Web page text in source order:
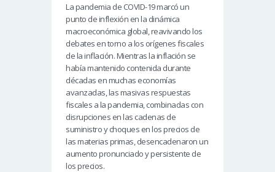
La pandemia de COVID-19 marcó un
punto de inflexión en la dinámica
macroeconómica global, reavivando los
debates en torno a los orígenes fiscales
de la inflación. Mientras la inflación se
había mantenido contenida durante
décadas en muchas economías
avanzadas, las masivas respuestas
fiscales a la pandemia, combinadas con
disrupciones en las cadenas de
suministro y choques en los precios de
las materias primas, desencadenaron un
aumento pronunciado y persistente de
los precios.